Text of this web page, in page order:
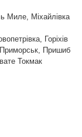
Миле, Міхайлівка
Горіхів
Пришиб
Токмак